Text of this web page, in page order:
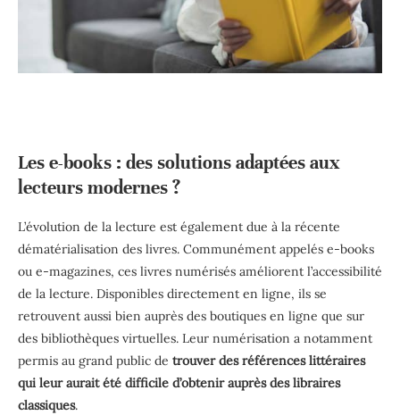
Les e-books : des solutions adaptées aux
lecteurs modernes ?
L’évolution de la lecture est également due à la récente
dématérialisation des livres. Communément appelés e-books
ou e-magazines, ces livres numérisés améliorent l’accessibilité
de la lecture. Disponibles directement en ligne, ils se
retrouvent aussi bien auprès des boutiques en ligne que sur
des bibliothèques virtuelles. Leur numérisation a notamment
permis au grand public de trouver des références littéraires
qui leur aurait été difficile d’obtenir auprès des libraires
classiques.